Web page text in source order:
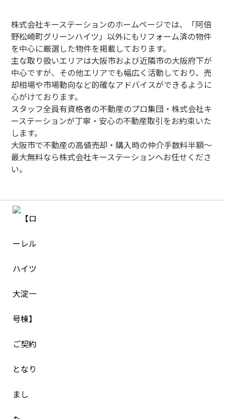
株式会社キーステーションのホームページでは、「阿倍
野松崎町グリーンハイツ」以外にもリフォーム済の物件
を中心に厳選した物件を掲載しております。
主な取り扱いエリアは大阪市および近隣市の大阪府下が
中心ですが、その他エリアでも幅広く活動しており、売
却相場や市場動向など的確なアドバイスができるように
心がけております。
スタッフ全員有資格者の不動産のプロ集団・株式会社キ
ーステーションが丁寧・安心の不動産取引をお約束いた
します。
大阪市で不動産の高値売却・購入時の仲介手数料半額～
最大無料なら株式会社キーステーションへお任せくださ
い。